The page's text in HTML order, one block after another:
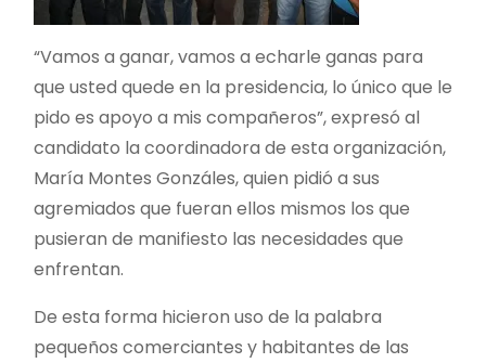
“Vamos a ganar, vamos a echarle ganas para
que usted quede en la presidencia, lo único que le
pido es apoyo a mis compañeros”, expresó al
candidato la coordinadora de esta organización,
María Montes Gonzáles, quien pidió a sus
agremiados que fueran ellos mismos los que
pusieran de manifiesto las necesidades que
enfrentan.
De esta forma hicieron uso de la palabra
pequeños comerciantes y habitantes de las